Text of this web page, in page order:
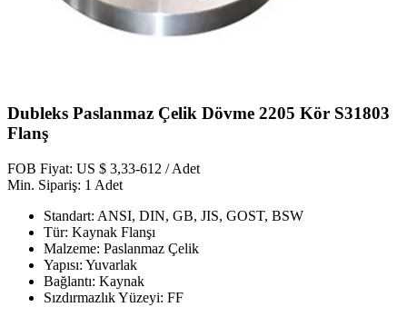
Dubleks Paslanmaz Çelik Dövme 2205 Kör S31803
Flanş
FOB Fiyat: US $ 3,33-612 / Adet
Min. Sipariş: 1 Adet
Standart: ANSI, DIN, GB, JIS, GOST, BSW
Tür: Kaynak Flanşı
Malzeme: Paslanmaz Çelik
Yapısı: Yuvarlak
Bağlantı: Kaynak
Sızdırmazlık Yüzeyi: FF